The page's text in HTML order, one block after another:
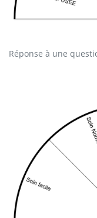
Réponse à une